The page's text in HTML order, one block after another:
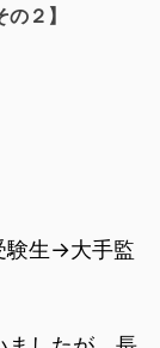
２】
験生→大手監